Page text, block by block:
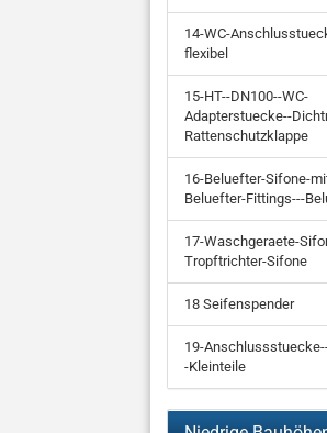
14-WC-
flexibel
15-HT--DN100--WC-
Adapterstuecke--
Rattenschutzklappe
16-Beluefter-Sifone-
Beluefter-Fittings---
17-Waschgeraete-
Tropftrichter-Sifone
18 Seifenspender
19-
-Kleinteile